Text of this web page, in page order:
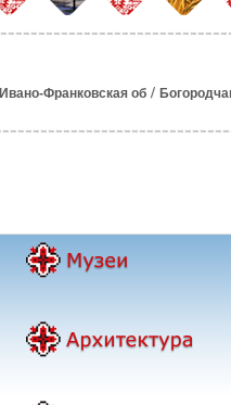
Ивано-Франковская об /